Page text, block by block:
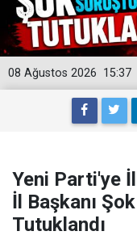
15:37
08 Ağustos 2026
Yeni Parti'ye
İl Başkanı
Tutuklandı